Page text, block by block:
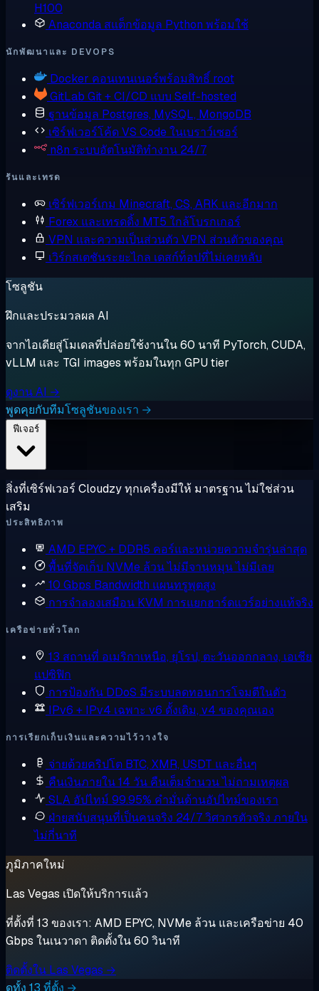
H100
Anaconda สแต็กข้อมูล Python พร้อมใช้
นักพัฒนาและ DEVOPS
Docker คอนเทนเนอร์พร้อมสิทธิ์ root
GitLab Git + CI/CD แบบ Self-hosted
ฐานข้อมูล Postgres, MySQL, MongoDB
เซิร์ฟเวอร์โค้ดVS Code ในเบราว์เซอร์
n8n ระบบอัตโนมัติทำงาน 24/7
รันและเทรด
เซิร์ฟเวอร์เกม Minecraft, CS, ARK และอีกมาก
Forex และเทรดดิ้ง MT5 ใกล้โบรกเกอร์
VPN และความเป็นส่วนตัว VPN ส่วนตัวของคุณ
เวิร์กสเตชันระยะไกล เดสก์ท็อปที่ไม่เคยหลับ
โซลูชัน
ฝึกและประมวลผล AI
จากไอเดียสู่โมเดลที่ปล่อยใช้งานใน 60 นาที PyTorch, CUDA,
vLLM และ TGI images พร้อมในทุก GPU tier
ดูงาน AI →
พูดคุยกับทีมโซลูชันของเรา →
สิ่งที่เซิร์ฟเวอร์ Cloudzy ทุกเครื่องมีให้ มาตรฐาน ไม่ใช่ส่วน
เสริม
ประสิทธิภาพ
AMD EPYC + DDR5 คอร์และหน่วยความจำรุ่นล่าสุด
พื้นที่จัดเก็บ NVMe ล้วนไม่มีจานหมุน ไม่มีเลย
10 Gbps Bandwidth แผนทรูพุตสูง
การจำลองเสมือน KVM การแยกฮาร์ดแวร์อย่างแท้จริง
เครือข่ายทั่วโลก
13 สถานที่ อเมริกาเหนือ, ยุโรป, ตะวันออกกลาง, เอเชีย
แปซิฟิก
การป้องกัน DDoS มีระบบลดทอนการโจมตีในตัว
IPv6 + IPv4 เฉพาะ v6 ดั้งเดิม, v4 ของคุณเอง
การเรียกเก็บเงินและความไว้วางใจ
จ่ายด้วยคริปโต BTC, XMR, USDT และอื่นๆ
คืนเงินภายใน 14 วัน คืนเต็มจำนวน ไม่ถามเหตุผล
SLA อัปไทม์ 99.95% คำมั่นด้านอัปไทม์ของเรา
ฝ่ายสนับสนุนที่เป็นคนจริง 24/7วิศวกรตัวจริง ภายใน
ไม่กี่นาที
ภูมิภาคใหม่
Las Vegas เปิดให้บริการแล้ว
ที่ตั้งที่ 13 ของเรา: AMD EPYC, NVMe ล้วน และเครือข่าย 40
Gbps ในเนวาดา ติดตั้งใน 60 วินาที
ติดตั้งใน Las Vegas →
ดูทั้ง 13 ที่ตั้ง →